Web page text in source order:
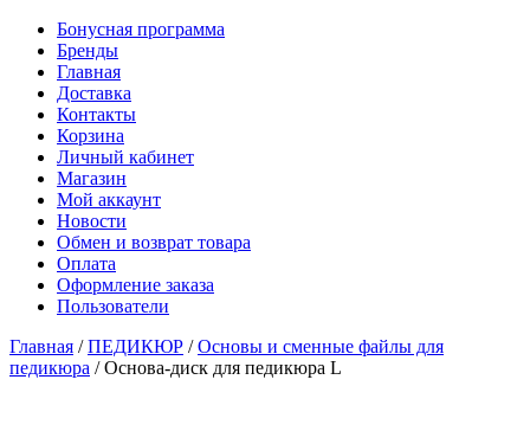
Бонусная программа
Бренды
Главная
Доставка
Контакты
Корзина
Личный кабинет
Магазин
Мой аккаунт
Новости
Обмен и возврат товара
Оплата
Оформление заказа
Пользователи
Главная /ПЕДИКЮР /Основы и сменные файлы для
педикюра /Основа-диск для педикюра L